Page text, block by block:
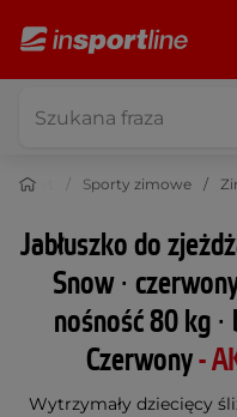
Sport Sporty zimowe
Jabłuszko do
Snow ∙
nośność 80 kg
Czerwony-
Wytrzymały dziecięcy